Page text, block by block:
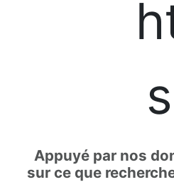
Appuyé par nos
sur ce que